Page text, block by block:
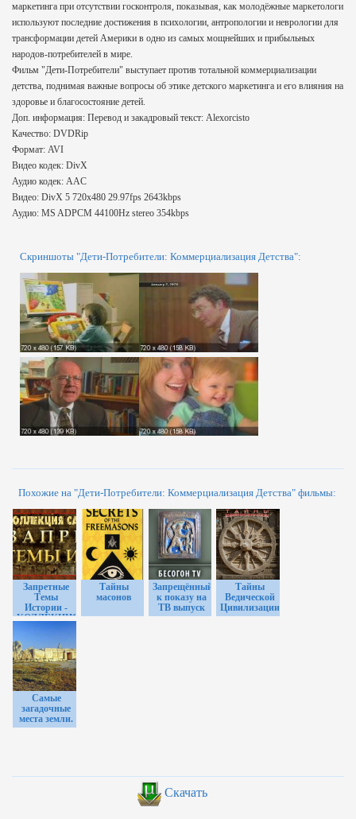
маркетинга при отсутствии госконтроля, показывая, как молодёжные маркетологи
используют последние достижения в психологии, антропологии и неврологии для
трансформации детей Америки в одно из самых мощнейших и прибыльных
народов-потребителей в мире.
Фильм "Дети-Потребители" выступает против тотальной коммерциализации
детства, поднимая важные вопросы об этике детского маркетинга и его влияния на
здоровье и благосостояние детей.
Доп. информация: Перевод и закадровый текст: Alexorcisto
Качество: DVDRip
Формат: AVI
Видео кодек: DivX
Аудио кодек: AAC
Видео: DivX 5 720x480 29.97fps 2643kbps
Аудио: MS ADPCM 44100Hz stereo 354kbps
Скриншоты "Дети-Потребители: Коммерциализация Детства":
Похожие на "Дети-Потребители: Коммерциализация Детства" фильмы:
Запретные
Темы
Истории -
КОЛЛЕКЦИЯ
DVD
Тайны
масонов
Запрещённый
к показу на
ТВ выпуск
Тайны
Ведической
Цивилизации
Самые
загадочные
места земли.
Скачать